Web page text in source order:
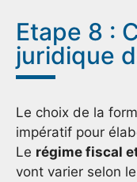
Etape 8 :
juridique
Le choix de la
impératif pour
Le régime fiscal
vont varier selon